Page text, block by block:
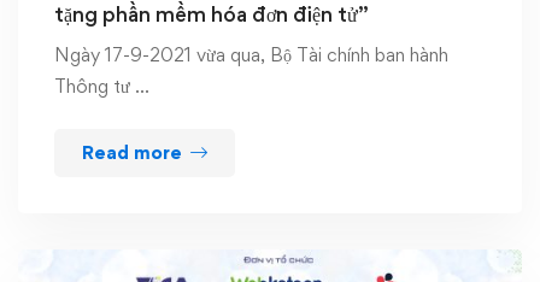
tặng phần mềm hóa đơn điện tử”
Ngày 17-9-2021 vừa qua, Bộ Tài chính ban hành
Thông tư …
Read more